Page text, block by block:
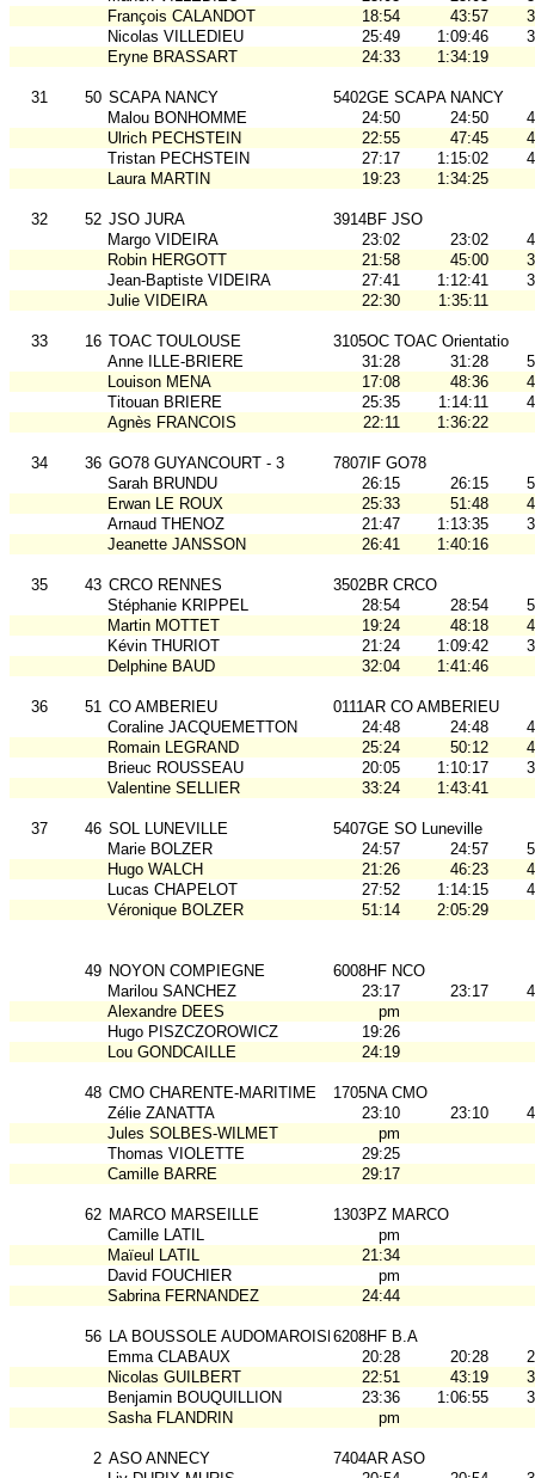
François CALANDOT
18:54 43:57
Nicolas VILLEDIEU
25:49 1:09:46
Eryne BRASSART
24:33 1:34:19
31 50 SCAPA NANCY
5402GE SCAPA NANCY
Malou BONHOMME
24:50 24:50
Ulrich PECHSTEIN
22:55 47:45
Tristan PECHSTEIN
27:17 1:15:02
Laura MARTIN
19:23 1:34:25
32 52 JSO JURA
3914BF JSO
Margo VIDEIRA
23:02 23:02
Robin HERGOTT
21:58 45:00
Jean-Baptiste VIDEIRA
27:41 1:12:41
Julie VIDEIRA
22:30 1:35:11
33 16 TOAC TOULOUSE
3105OC TOAC Orientatio
Anne ILLE-BRIERE
31:28 31:28
Louison MENA
17:08 48:36
Titouan BRIERE
25:35 1:14:11
Agnès FRANCOIS
22:11 1:36:22
34 36 GO78 GUYANCOURT - 3
7807IF GO78
Sarah BRUNDU
26:15 26:15
Erwan LE ROUX
25:33 51:48
Arnaud THENOZ
21:47 1:13:35
Jeanette JANSSON
26:41 1:40:16
35 43 CRCO RENNES
3502BR CRCO
Stéphanie KRIPPEL
28:54 28:54
Martin MOTTET
19:24 48:18
Kévin THURIOT
21:24 1:09:42
Delphine BAUD
32:04 1:41:46
36 51 CO AMBERIEU
0111AR CO AMBERIEU
Coraline JACQUEMETTON
24:48 24:48
Romain LEGRAND
25:24 50:12
Brieuc ROUSSEAU
20:05 1:10:17
Valentine SELLIER
33:24 1:43:41
37 46 SOL LUNEVILLE
5407GE SO Luneville
Marie BOLZER
24:57 24:57
Hugo WALCH
21:26 46:23
Lucas CHAPELOT
27:52 1:14:15
Véronique BOLZER
51:14 2:05:29
49 NOYON COMPIEGNE
6008HF NCO
Marilou SANCHEZ
23:17 23:17
Alexandre DEES
pm
Hugo PISZCZOROWICZ
19:26
Lou GONDCAILLE
24:19
48 CMO CHARENTE-MARITIME
1705NA CMO
Zélie ZANATTA
23:10 23:10
Jules SOLBES-WILMET
pm
Thomas VIOLETTE
29:25
Camille BARRE
29:17
62 MARCO MARSEILLE
1303PZ MARCO
Camille LATIL
pm
Maïeul LATIL
21:34
David FOUCHIER
pm
Sabrina FERNANDEZ
24:44
56 LA BOUSSOLE AUDOMAROISE6208HF B.A
Emma CLABAUX
20:28 20:28
Nicolas GUILBERT
22:51 43:19
Benjamin BOUQUILLION
23:36 1:06:55
Sasha FLANDRIN
pm
2 ASO ANNECY
7404AR ASO